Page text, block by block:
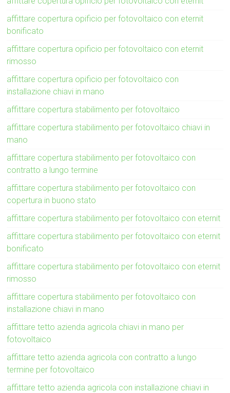
affittare copertura opificio per fotovoltaico con eternit
bonificato
affittare copertura opificio per fotovoltaico con eternit
rimosso
affittare copertura opificio per fotovoltaico con
installazione chiavi in mano
affittare copertura stabilimento per fotovoltaico
affittare copertura stabilimento per fotovoltaico chiavi in
mano
affittare copertura stabilimento per fotovoltaico con
contratto a lungo termine
affittare copertura stabilimento per fotovoltaico con
copertura in buono stato
affittare copertura stabilimento per fotovoltaico con eternit
affittare copertura stabilimento per fotovoltaico con eternit
bonificato
affittare copertura stabilimento per fotovoltaico con eternit
rimosso
affittare copertura stabilimento per fotovoltaico con
installazione chiavi in mano
affittare tetto azienda agricola chiavi in mano per
fotovoltaico
affittare tetto azienda agricola con contratto a lungo
termine per fotovoltaico
affittare tetto azienda agricola con installazione chiavi in